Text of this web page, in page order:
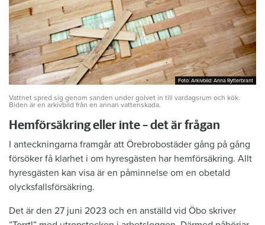
Foto: Arkivbild: Anna Rytterbrant
Foto: Arkivbild: Anna Rytterbrant
Vattnet spred sig genom sanden under golvet in till vardagsrum och kök.
Biden är en arkivbild från en annan vattenskada.
Hemförsäkring eller inte – det är frågan
I anteckningarna framgår att Örebrobostäder gång på gång
försöker få klarhet i om hyresgästen har hemförsäkring. Allt
hyresgästen kan visa är en påminnelse om en obetald
olycksfallsförsäkring.
Det är den 27 juni 2023 och en anställd vid Öbo skriver